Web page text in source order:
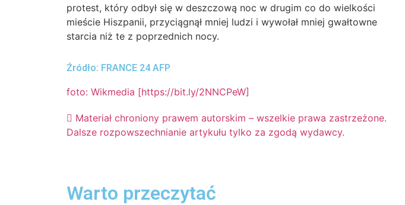
protest, który odbył się w deszczową noc w drugim co do wielkości
mieście Hiszpanii, przyciągnął mniej ludzi i wywołał mniej gwałtowne
starcia niż te z poprzednich nocy.
Źródło: FRANCE 24 AFP
foto: Wikmedia [https://bit.ly/2NNCPeW]
Materiał chroniony prawem autorskim – wszelkie prawa zastrzeżone.
Dalsze rozpowszechnianie artykułu tylko za zgodą wydawcy.
Warto przeczytać